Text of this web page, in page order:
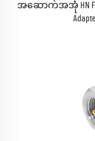
အဆောက်အအုံ HN